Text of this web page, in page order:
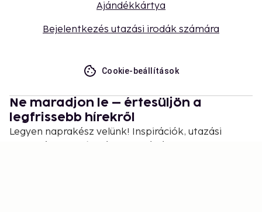
Ajándékkártya
Bejelentkezés utazási irodák számára
Cookie-beállítások
Ne maradjon le – értesüljön a
legfrissebb hírekről
Legyen naprakész velünk! Inspirációk, utazási